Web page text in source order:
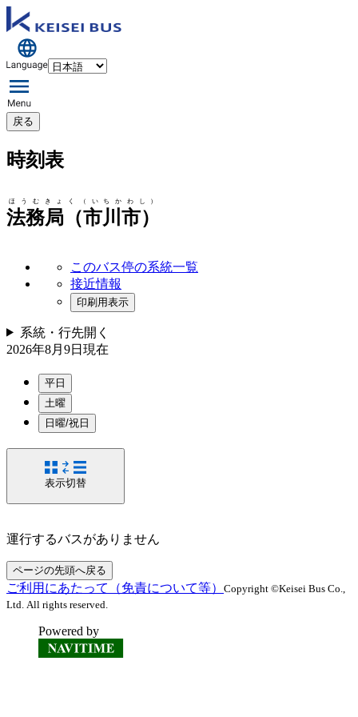
戻る
時刻表
法務局（市川市）
ほうむきょく（いちかわし）
このバス停の系統一覧
接近情報
印刷用表示
系統・行先開く
2026年8月9日 現在
平日
土曜
日曜/祝日
表示切替
運行するバスがありません
ページの先頭へ戻る
ご利用にあたって（免責について等） Copyright ©Keisei Bus Co.,
Ltd. All rights reserved.
Powered by